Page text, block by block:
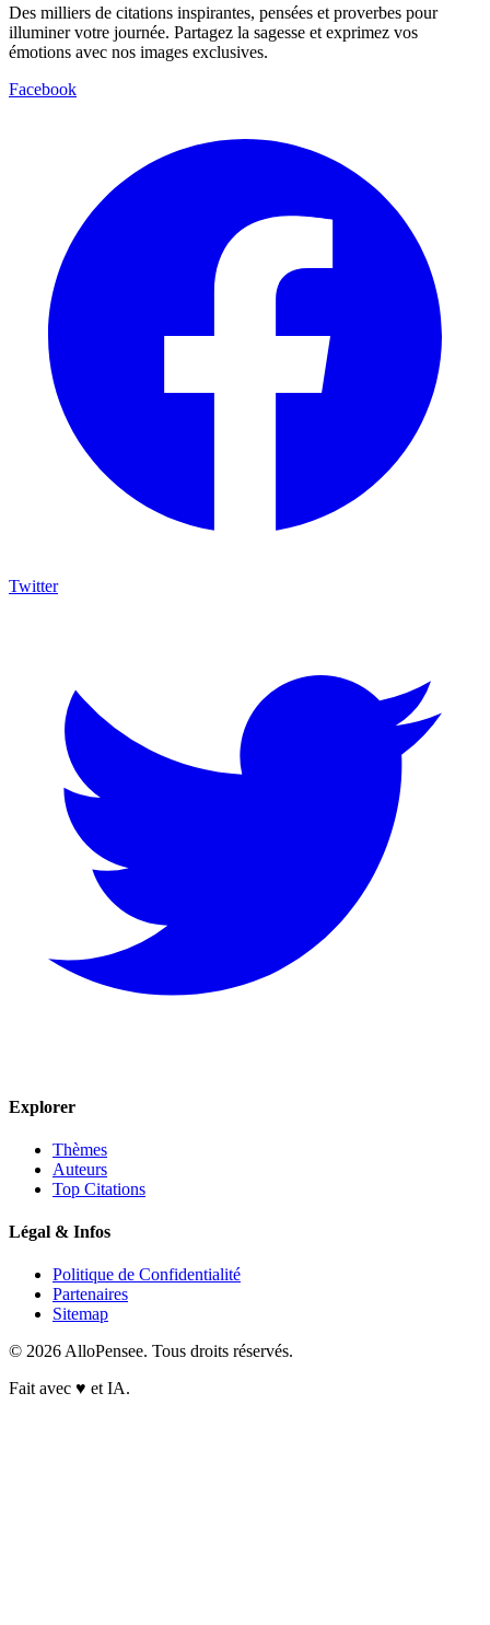
Des milliers de citations inspirantes, pensées et proverbes pour
illuminer votre journée. Partagez la sagesse et exprimez vos
émotions avec nos images exclusives.
Facebook
Twitter
Explorer
Thèmes
Auteurs
Top Citations
Légal & Infos
Politique de Confidentialité
Partenaires
Sitemap
© 2026 AlloPensee. Tous droits réservés.
Fait avec ♥ et IA.